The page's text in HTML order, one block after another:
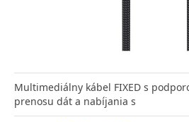
Multimediálny kábel FIXED s
prenosu dát a nabíjania s